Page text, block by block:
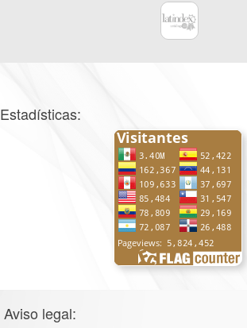
Estadísticas:
Aviso legal: